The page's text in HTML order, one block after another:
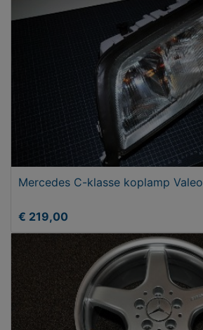
Mercedes C-klasse koplamp Valeo
€ 219,00